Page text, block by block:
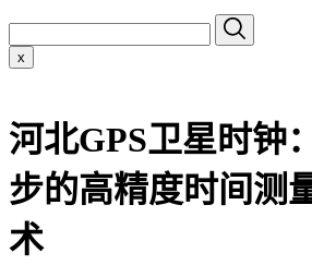
x
河北GPS卫星时钟
步的高精度时间测
术